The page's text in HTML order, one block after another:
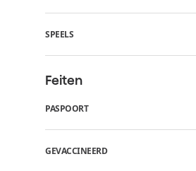
SPEELS
Feiten
PASPOORT
GEVACCINEERD